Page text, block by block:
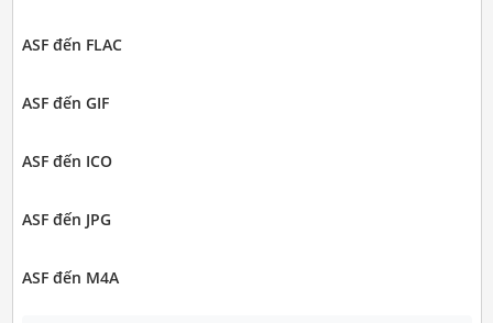
ASF đến FLAC
ASF đến GIF
ASF đến ICO
ASF đến JPG
ASF đến M4A